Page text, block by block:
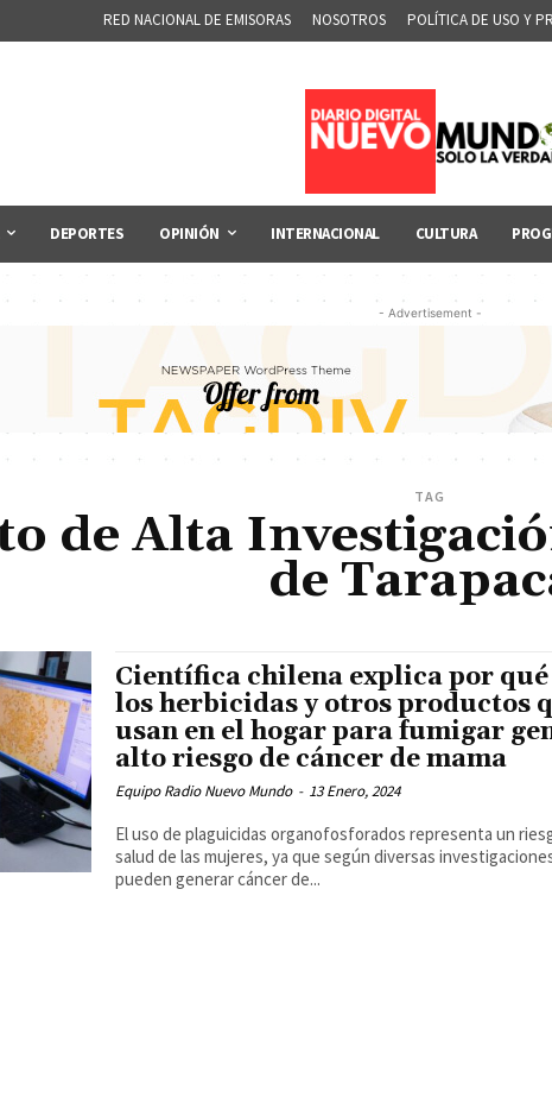
RED NACIONAL DE EMISORAS NOSOTROS POLÍTICA DE USO Y
DEPORTES OPINIÓN INTERNACIONAL CULTURA
- Advertisement -
TAG
de Alta
de
Científica chilena explica por qué
los herbicidas y otros productos
usan en el hogar para fumigar
alto riesgo de cáncer de mama
Equipo Radio Nuevo Mundo - 13 Enero, 2024
El uso de plaguicidas organofosforados representa un
salud de las mujeres, ya que según diversas
pueden generar cáncer de...